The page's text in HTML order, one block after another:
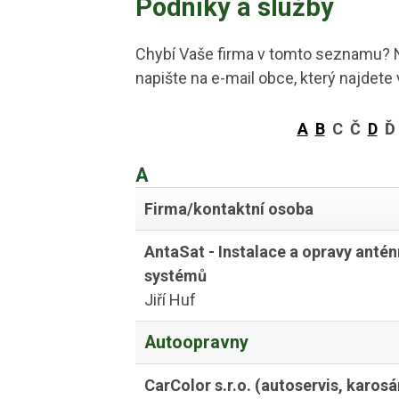
Podniky a služby
Chybí Vaše firma v tomto
napište na e-mail obce, který najdete
A BC Č D
A
Firma/kontaktní osoba
AntaSat - Instalace a opravy
systémů
Jiří Huf
Autoopravny
CarColor s.r.o. (autoservis,